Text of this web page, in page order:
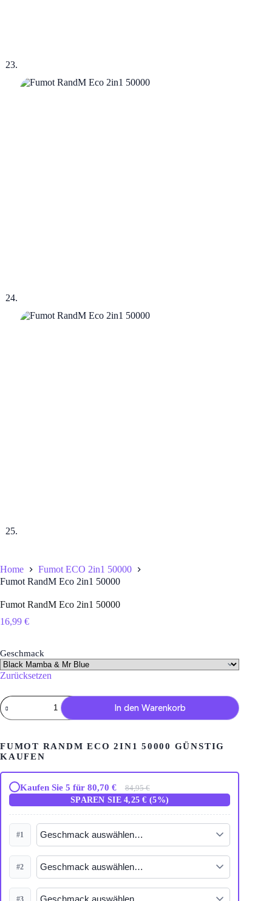
Home
Fumot ECO 2in1 50000
Fumot RandM Eco 2in1 50000
Fumot RandM Eco 2in1 50000
16,99 €
Geschmack
Zurücksetzen
Fumot
RandM
Eco
50000
Menge
In den Warenkorb
FUMOT RANDM ECO 2IN1 50000 GÜNSTIG
KAUFEN
Kaufen Sie 5 für 80,70 €
84,95 €
SPAREN SIE 4,25 € (5%)
#1
#2
#3